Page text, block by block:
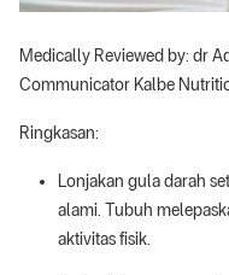
Medically Reviewed by: dr
Communicator Kalbe
Ringkasan:
Lonjakan gula darah
alami. Tubuh
aktivitas fisik.